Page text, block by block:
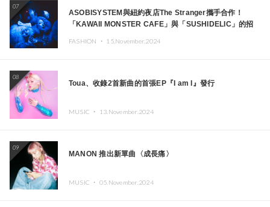
07
ASOBISYSTEM與紐約夜店The Stranger攜手合作！
「KAWAII MONSTER CAFE」與「SUSHIDELIC」的招
FASHION ・ 15.November.2024
08
Toua、收錄2首新曲的首張EP『I am I』發行
MUSIC ・ 13.November.2024
09
MANON 推出新單曲〈成長痛〉
MUSIC ・ 05.November.2024